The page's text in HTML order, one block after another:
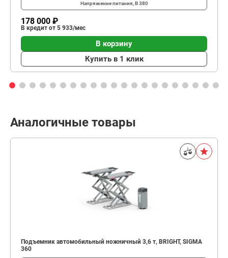
Напряжение питания, В380
178 000 ₽
В кредит от 5 933/мес
В корзину
Купить в 1 клик
Аналогичные товары
Подъемник автомобильный ножничный 3,6 т, BRIGHT, SIGMA
360